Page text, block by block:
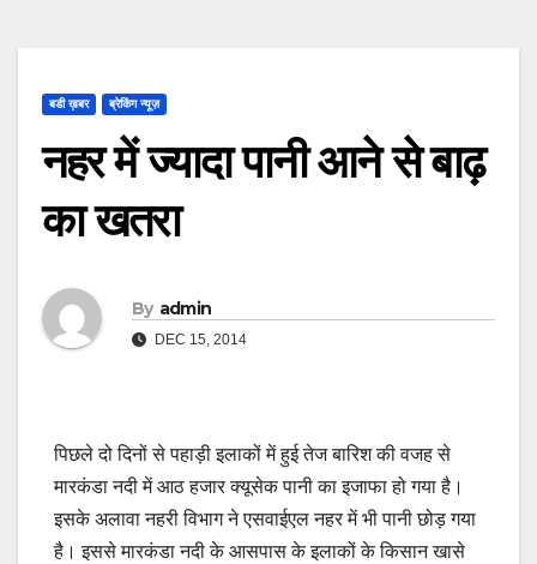
बडी ख़बर ब्रेकिंग न्यूज़
नहर में ज्यादा पानी आने से बाढ़
का खतरा
By admin
DEC 15, 2014
पिछले दो दिनों से पहाड़ी इलाकों में हुई तेज बारिश की वजह से
मारकंडा नदी में आठ हजार क्यूसेक पानी का इजाफा हो गया है।
इसके अलावा नहरी विभाग ने एसवाईएल नहर में भी पानी छोड़ गया
है। इससे मारकंडा नदी के आसपास के इलाकों के किसान खासे